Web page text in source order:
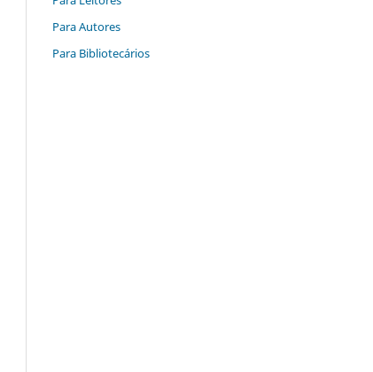
Para Autores
Para Bibliotecários